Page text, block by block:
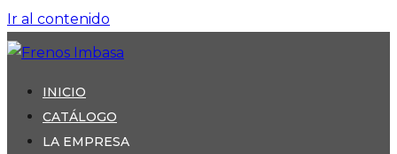
Ir al contenido
INICIO
CATÁLOGO
LA EMPRESA